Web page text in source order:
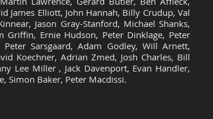
James Elliott, John Hannah, Billy Crudup, Val
Jason Gray-Stanford, Michael Shanks,
Griffin, Ernie Hudson, Peter Dinklage, Peter
Sarsgaard, Adam Godley, Will Arnett,
Koechner, Adrian Zmed, Josh Charles, Bill
Lee Miller , Jack Davenport, Evan Handler,
Simon Baker, Peter Macdissi.